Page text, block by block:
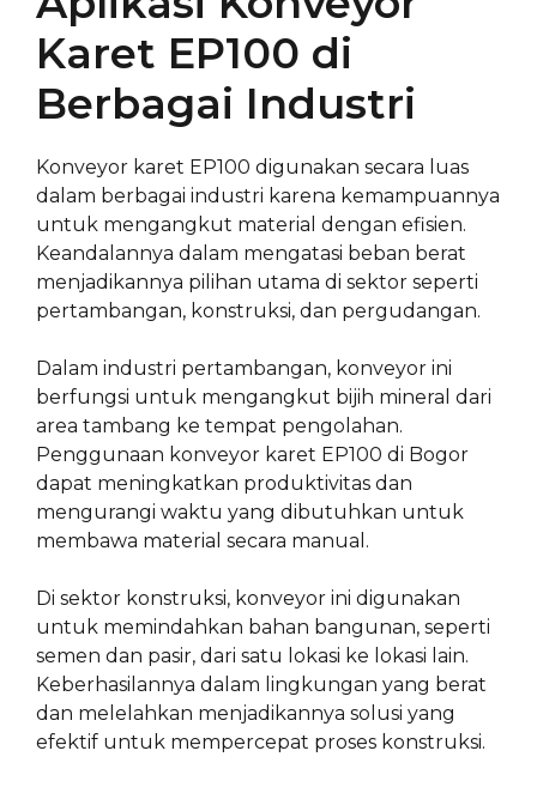
Karet EP100 di
Berbagai Industri
Konveyor karet EP100 digunakan secara luas
dalam berbagai industri karena kemampuannya
untuk mengangkut material dengan efisien.
Keandalannya dalam mengatasi beban berat
menjadikannya pilihan utama di sektor seperti
pertambangan, konstruksi, dan pergudangan.
Dalam industri pertambangan, konveyor ini
berfungsi untuk mengangkut bijih mineral dari
area tambang ke tempat pengolahan.
Penggunaan konveyor karet EP100 di Bogor
dapat meningkatkan produktivitas dan
mengurangi waktu yang dibutuhkan untuk
membawa material secara manual.
Di sektor konstruksi, konveyor ini digunakan
untuk memindahkan bahan bangunan, seperti
semen dan pasir, dari satu lokasi ke lokasi lain.
Keberhasilannya dalam lingkungan yang berat
dan melelahkan menjadikannya solusi yang
efektif untuk mempercepat proses konstruksi.